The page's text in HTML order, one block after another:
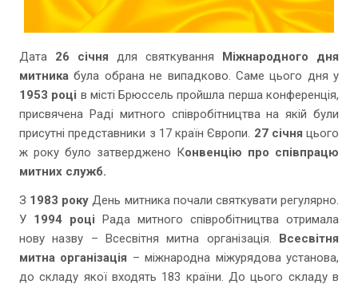
Дата 26 січня для святкування Міжнародного дня
митника була обрана не випадково. Саме цього дня у
1953 році в місті Брюссель пройшла перша конференція,
присвячена Раді митного співробітництва на якій були
присутні представники з 17 країн Європи. 27 січня цього
ж року було затверджено Конвенцію про співпрацю
митних служб.
З 1983 року День митника почали святкувати регулярно.
У 1994 році Рада митного співробітництва отримала
нову назву – Всесвітня митна організація. Всесвітня
митна організація – міжнародна міжурядова установа,
до складу якої входять 183 країни. До цього складу в